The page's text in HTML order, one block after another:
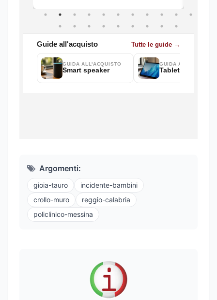
Argomenti:
gioia-tauro
incidente-bambini
crollo-muro
reggio-calabria
policlinico-messina